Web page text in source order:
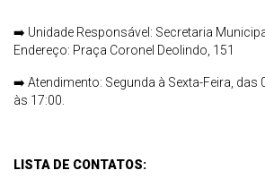
➡️ Unidade Responsável: Secretaria
Endereço: Praça Coronel
➡️ Atendimento: Segunda à Sexta-Feira, das
às 17:00.
LISTA DE CONTATOS: